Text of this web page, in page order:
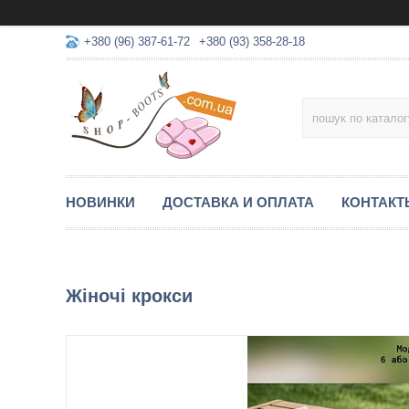
+380 (96) 387-61-72 +380 (93) 358-28-18
НОВИНКИ ДОСТАВКА И ОПЛАТА
Жіночі крокси